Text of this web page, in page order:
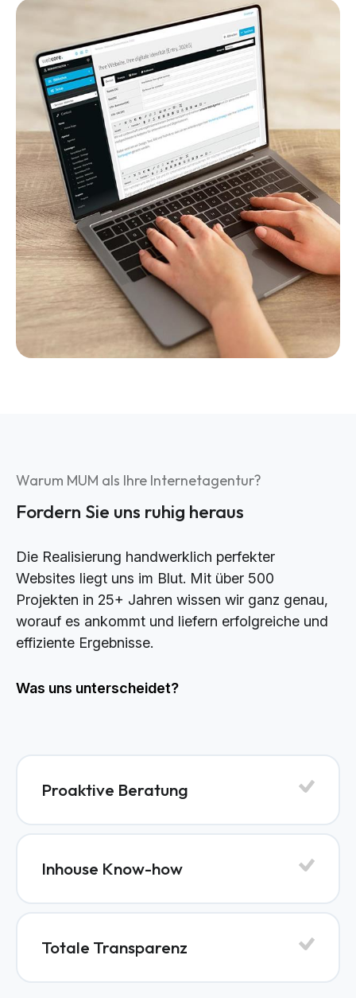
Warum MUM als Ihre Internetagentur?
Fordern Sie uns ruhig heraus
Die Realisierung handwerklich perfekter
Websites liegt uns im Blut. Mit über 500
Projekten in 25+ Jahren wissen wir ganz genau,
worauf es ankommt und liefern erfolgreiche und
effiziente Ergebnisse.
Was uns unterscheidet?
Proaktive Beratung
Inhouse Know-how
Totale Transparenz